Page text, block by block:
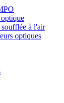
à l'air
optiques